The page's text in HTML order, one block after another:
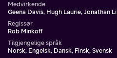
Medvirkende
Geena Davis, Hugh Laurie, Jonathan
Regissør
Rob Minkoff
Tilgjengelige språk
Norsk, Engelsk, Dansk, Finsk, Svensk